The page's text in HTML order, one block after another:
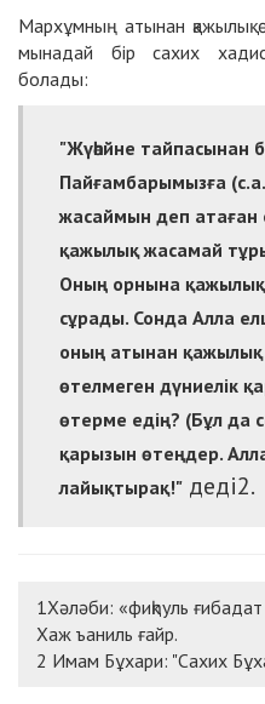
Мархұмның атынан қажылық
мынадай бір сахих
болады:
"Жүһәйне тайпасынан
Пайғамбарымызға
жасаймын деп атаған
қажылық жасамай
Оның орнына
сұрады. Сонда Алла
оның атынан
өтелмеген дүниелік
өтерме едің? (Бұл да
қарызын өтеңдер.
лайықтырақ!" деді2.
1Хәләби: «фиқһуль
Хаж ъаниль ғайр.
2 Имам Бұхари: "Сахих